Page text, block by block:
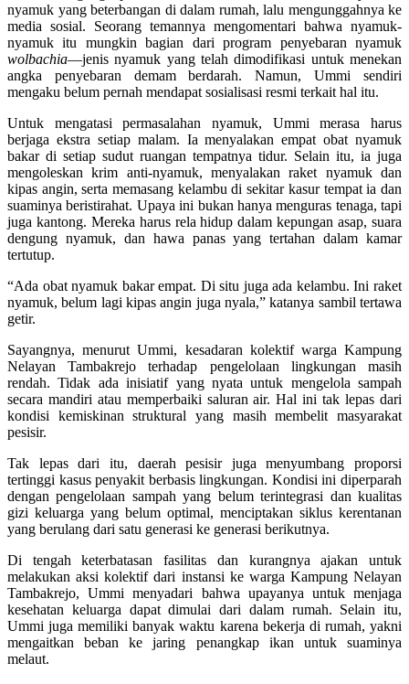
nyamuk yang beterbangan di dalam rumah, lalu mengunggahnya ke
media sosial. Seorang temannya mengomentari bahwa nyamuk-
nyamuk itu mungkin bagian dari program penyebaran nyamuk
wolbachia—jenis nyamuk yang telah dimodifikasi untuk menekan
angka penyebaran demam berdarah. Namun, Ummi sendiri
mengaku belum pernah mendapat sosialisasi resmi terkait hal itu.
Untuk mengatasi permasalahan nyamuk, Ummi merasa harus
berjaga ekstra setiap malam. Ia menyalakan empat obat nyamuk
bakar di setiap sudut ruangan tempatnya tidur. Selain itu, ia juga
mengoleskan krim anti-nyamuk, menyalakan raket nyamuk dan
kipas angin, serta memasang kelambu di sekitar kasur tempat ia dan
suaminya beristirahat. Upaya ini bukan hanya menguras tenaga, tapi
juga kantong. Mereka harus rela hidup dalam kepungan asap, suara
dengung nyamuk, dan hawa panas yang tertahan dalam kamar
tertutup.
“Ada obat nyamuk bakar empat. Di situ juga ada kelambu. Ini raket
nyamuk, belum lagi kipas angin juga nyala,” katanya sambil tertawa
getir.
Sayangnya, menurut Ummi, kesadaran kolektif warga Kampung
Nelayan Tambakrejo terhadap pengelolaan lingkungan masih
rendah. Tidak ada inisiatif yang nyata untuk mengelola sampah
secara mandiri atau memperbaiki saluran air. Hal ini tak lepas dari
kondisi kemiskinan struktural yang masih membelit masyarakat
pesisir.
Tak lepas dari itu, daerah pesisir juga menyumbang proporsi
tertinggi kasus penyakit berbasis lingkungan. Kondisi ini diperparah
dengan pengelolaan sampah yang belum terintegrasi dan kualitas
gizi keluarga yang belum optimal, menciptakan siklus kerentanan
yang berulang dari satu generasi ke generasi berikutnya.
Di tengah keterbatasan fasilitas dan kurangnya ajakan untuk
melakukan aksi kolektif dari instansi ke warga Kampung Nelayan
Tambakrejo, Ummi menyadari bahwa upayanya untuk menjaga
kesehatan keluarga dapat dimulai dari dalam rumah. Selain itu,
Ummi juga memiliki banyak waktu karena bekerja di rumah, yakni
mengaitkan beban ke jaring penangkap ikan untuk suaminya
melaut.